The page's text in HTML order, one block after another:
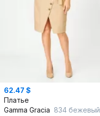
62.47 $
Платье
Gamma Gracia 834 бежевый